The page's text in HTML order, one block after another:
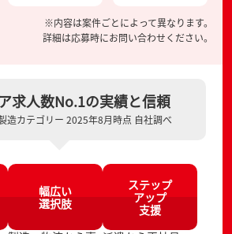
※内容は案件ごとによって異なります。
詳細は応募時にお問い合わせください。
求人数No.1の実績と信頼
カテゴリー 2025年8月時点 自社調べ
幅広い
選択肢
ステップ
アップ
支援